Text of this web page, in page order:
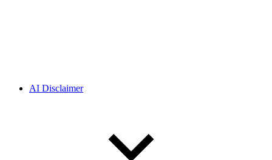
AI Disclaimer